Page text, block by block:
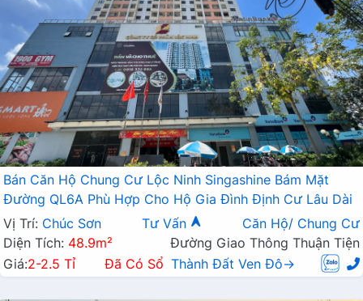
Bán Căn Hộ Chung Cư Lộc Ninh Singashine Bám Mặt
Đường QL6A Phù Hợp Cho Hộ Gia Đình Định Cư Lâu Dài
Vị Trí: Chúc Sơn Tư Vấn
Căn Hộ/ Chung Cư
Diện Tích: 48.9m²
Đường Giao Thông Thuận Tiện
Giá:2-2.5 Tỉ Đã Có Sổ Thành Đất Ven Đô→